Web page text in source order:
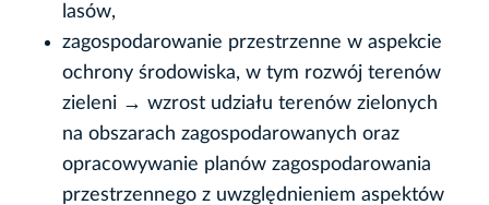
lasów,
zagospodarowanie przestrzenne w aspekcie
ochrony środowiska, w tym rozwój terenów
zieleni → wzrost udziału terenów zielonych
na obszarach zagospodarowanych oraz
opracowywanie planów zagospodarowania
przestrzennego z uwzględnieniem aspektów